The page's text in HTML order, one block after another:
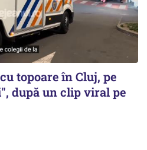
topoare în Cluj, pe
după un clip viral pe